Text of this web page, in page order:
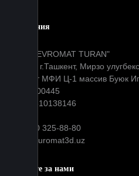
Компания
ООО "EVROMAT TURAN"
Адрес: г.Ташкент, Мирзо
Окибат МФИ Ц-1 массив Буюк
МФО: 00445
ИНН: 310138146
+99890 325-88-80
info@euromat3d.uz
Следите за нами